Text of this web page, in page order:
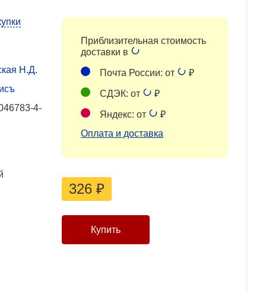
Н.Д.
4-
Приблизительная стоимость
доставки в
Почта России: от ₽
СДЭК: от ₽
Яндекс: от
₽
Оплата и доставка
326 ₽